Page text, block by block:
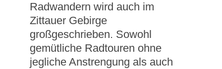
Radwandern wird auch im
Zittauer Gebirge
großgeschrieben. Sowohl
gemütliche Radtouren ohne
jegliche Anstrengung als auch